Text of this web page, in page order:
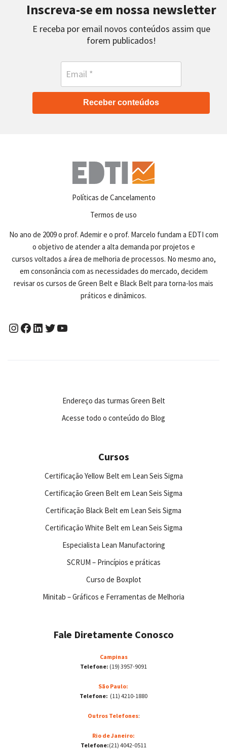
Inscreva-se em nossa newsletter
E receba por email novos conteúdos assim que
forem publicados!
Receber conteúdos
Políticas de Cancelamento
Termos de uso
No ano de 2009 o prof. Ademir e o prof. Marcelo fundam a EDTI com
o objetivo de atender a alta demanda por projetos e
cursos voltados a área de melhoria de processos. No mesmo ano,
em consonância com as necessidades do mercado, decidem
revisar os cursos de Green Belt e Black Belt para torna-los mais
práticos e dinâmicos.
Endereço das turmas Green Belt
Acesse todo o conteúdo do Blog
Cursos
Certificação Yellow Belt em Lean Seis Sigma
Certificação Green Belt em Lean Seis Sigma
Certificação Black Belt em Lean Seis Sigma
Certificação White Belt em Lean Seis Sigma
Especialista Lean Manufactoring
SCRUM – Princípios e práticas
Curso de Boxplot
Minitab – Gráficos e Ferramentas de Melhoria
Fale Diretamente Conosco
Campinas
Telefone: (19) 3957-9091
São Paulo:
Telefone: (11) 4210-1880
Outros Telefones:
Rio de Janeiro:
Telefone:(21) 4042-0511